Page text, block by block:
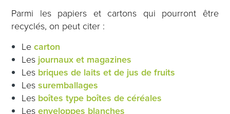
Parmi les papiers et cartons qui pourront être
recyclés, on peut citer :
Lecarton
Les journaux et magazines
Les briques de laits et de jus de fruits
Lessuremballages
Les boîtes type boîtes de céréales
Lesenveloppes blanches